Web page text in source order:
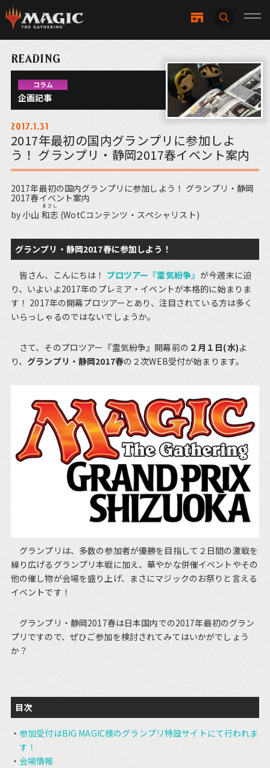
READING
コラム
企画記事
2017.1.31
2017年最初の国内グランプリに参加しよ
う！ グランプリ・静岡2017春イベント案内
2017年最初の国内グランプリに参加しよう！ グランプリ・静岡
2017春イベント案内
by 小山 和志
まさし
(WotCコンテンツ・スペシャリスト)
グランプリ・静岡2017春に参加しよう！
皆さん、こんにちは！ プロツアー『霊気紛争』が今週末に迫
り、いよいよ2017年のプレミア・イベントが本格的に始まりま
す！ 2017年の開幕プロツアーとあり、注目されている方は多く
いらっしゃるのではないでしょうか。
さて、そのプロツアー『霊気紛争』開幕前の ２月１日(水)よ
り、グランプリ・静岡2017春の２次WEB受付が始まります。
グランプリは、多数の参加者が優勝を目指して２日間の激戦を
繰り広げるグランプリ本戦に加え、華やかな併催イベントやその
他の催し物が会場を盛り上げ、まさにマジックのお祭りと言える
イベントです！
グランプリ・静岡2017春は日本国内での2017年最初のグラン
プリですので、ぜひご参加を検討されてみてはいかがでしょう
か？
目次
参加受付はBIG MAGIC様のグランプリ特設サイトにて行われま
す！
会場情報